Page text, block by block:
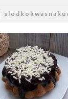
Dodaj do